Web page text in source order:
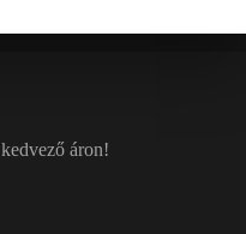
áron!